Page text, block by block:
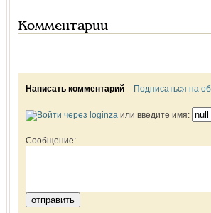
Комментарии
Написать комментарий Подписаться на
или введите имя:
Сообщение: